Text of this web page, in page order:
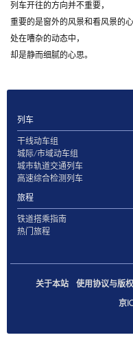
列车开往的方向并不重要，
重要的是窗外的风景和看风景的心
处在嘈杂的动态中，
却是静而细腻的心思。
列车
干线动车组
城际/市域动车组
城市轨道交通列车
高速综合检测列车
旅程
铁道搭乘指南
热门旅程
关于本站 使用协议与版
京